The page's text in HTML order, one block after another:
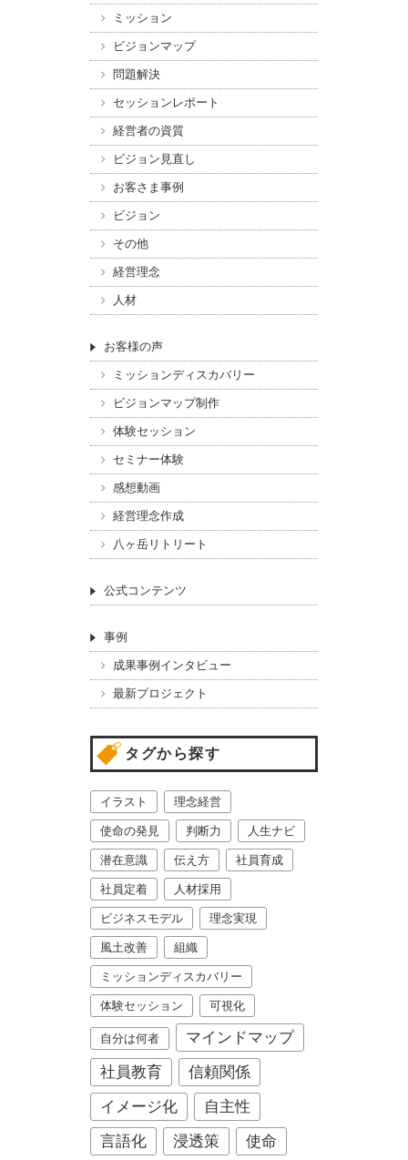
ミッション
ビジョンマップ
問題解決
セッションレポート
経営者の資質
ビジョン見直し
お客さま事例
ビジョン
その他
経営理念
人材
お客様の声
ミッションディスカバリー
ビジョンマップ制作
体験セッション
セミナー体験
感想動画
経営理念作成
八ヶ岳リトリート
公式コンテンツ
事例
成果事例インタビュー
最新プロジェクト
タグから探す
イラスト 理念経営
使命の発見 判断力 人生ナビ
潜在意識 伝え方 社員育成
社員定着 人材採用
ビジネスモデル 理念実現
風土改善 組織
ミッションディスカバリー
体験セッション 可視化
自分は何者
マインドマップ
社員教育
信頼関係
イメージ化
自主性
言語化
浸透策 使命